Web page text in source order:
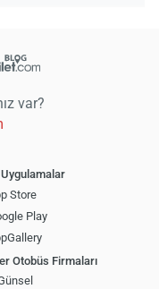
var?
Store
Play
Otobüs Firmaları